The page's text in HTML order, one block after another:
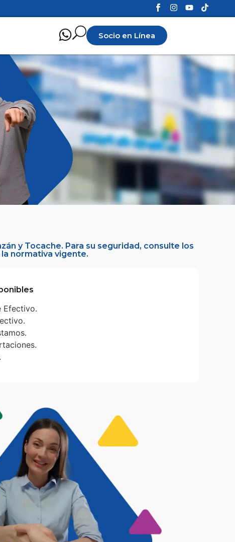
Socio en Línea
y Tocache. Para su seguridad, consulte los
normativa vigente.
Efectivo.